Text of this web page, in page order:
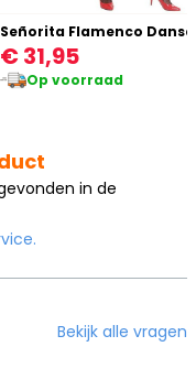
€ 31,95
Op voorraad
in de
Bekijk alle vragen